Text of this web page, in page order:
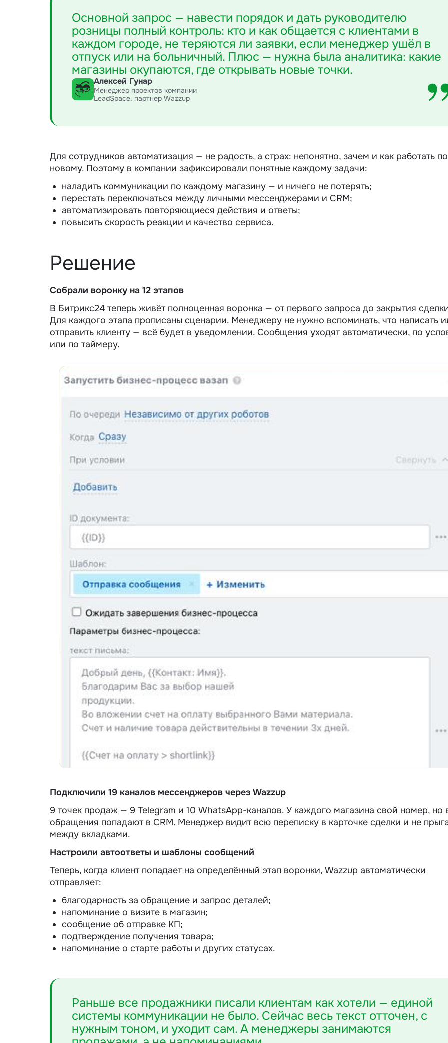
Основной запрос — навести порядок и дать руководителю
розницы полный контроль: кто и как общается с клиентами в
каждом городе, не теряются ли заявки, если менеджер ушёл в
отпуск или на больничный. Плюс — нужна была аналитика: какие
магазины окупаются, где открывать новые точки.
Алексей Гунар
Менеджер проектов компании
LeadSpace, партнер Wazzup
Для сотрудников автоматизация — не радость, а страх: непонятно, зачем и как работать
новому. Поэтому в компании зафиксировали понятные каждому задачи:
наладить коммуникации по каждому магазину — и ничего не потерять;
перестать переключаться между личными мессенджерами и CRM;
автоматизировать повторяющиеся действия и ответы;
повысить скорость реакции и качество сервиса.
Решение
Собрали воронку на 12 этапов
В Битрикс24 теперь живёт полноценная воронка — от первого запроса до закрытия
Для каждого этапа прописаны сценарии. Менеджеру не нужно вспоминать, что написать
отправить клиенту — всё будет в уведомлении. Сообщения уходят автоматически, по
или по таймеру.
Подключили 19 каналов мессенджеров через Wazzup
9 точек продаж — 9 Telegram и 10 WhatsApp-каналов. У каждого магазина свой номер, но
обращения попадают в CRM. Менеджер видит всю переписку в карточке сделки и не
между вкладками.
Настроили автоответы и шаблоны сообщений
Теперь, когда клиент попадает на определённый этап воронки, Wazzup автоматически
отправляет:
благодарность за обращение и запрос деталей;
напоминание о визите в магазин;
сообщение об отправке КП;
подтверждение получения товара;
напоминание о старте работы и других статусах.
Раньше все продажники писали клиентам как хотели — единой
системы коммуникации не было. Сейчас весь текст отточен, с
нужным тоном, и уходит сам. А менеджеры занимаются